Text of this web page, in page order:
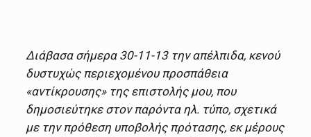
Διάβασα σήμερα 30-11-13 την απέλπιδα, κενού
δυστυχώς περιεχομένου προσπάθεια
«αντίκρουσης» της επιστολής μου, που
δημοσιεύτηκε στον παρόντα ηλ. τύπο, σχετικά
με την πρόθεση υποβολής πρότασης, εκ μέρους